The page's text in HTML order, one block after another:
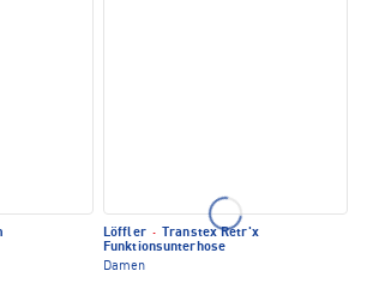
Löffler ·
Transtex Retr'x
Funktionsunterhose
Damen